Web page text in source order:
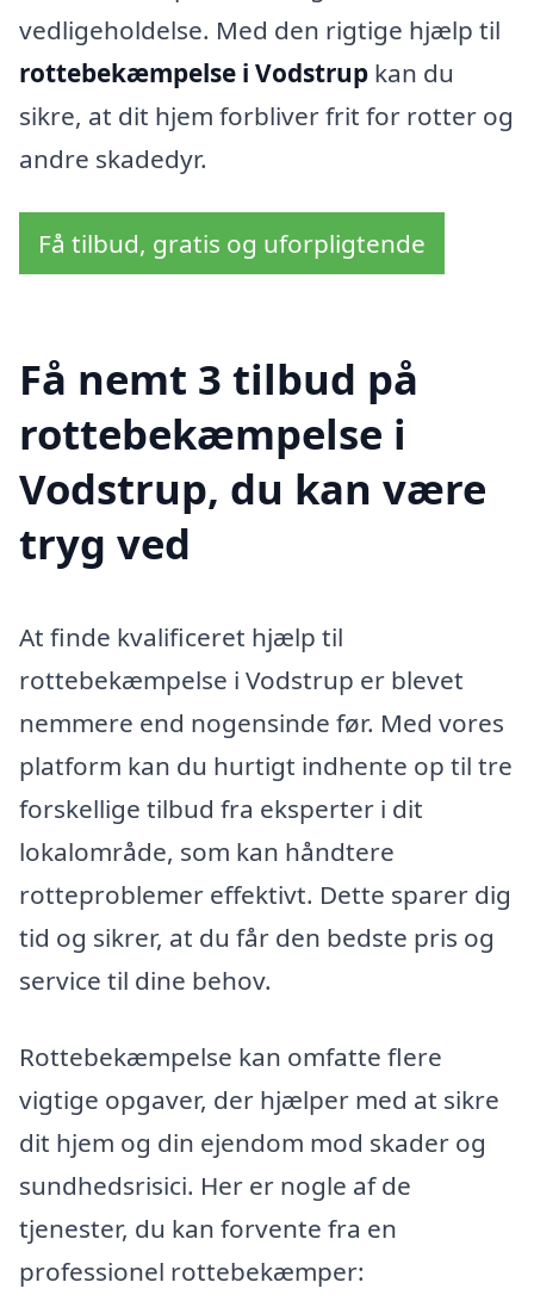
vedligeholdelse. Med den rigtige hjælp til
rottebekæmpelse i Vodstrup kan du
sikre, at dit hjem forbliver frit for rotter og
andre skadedyr.
Få tilbud, gratis og uforpligtende
Få nemt 3 tilbud på
rottebekæmpelse i
Vodstrup, du kan være
tryg ved
At finde kvalificeret hjælp til
rottebekæmpelse i Vodstrup er blevet
nemmere end nogensinde før. Med vores
platform kan du hurtigt indhente op til tre
forskellige tilbud fra eksperter i dit
lokalområde, som kan håndtere
rotteproblemer effektivt. Dette sparer dig
tid og sikrer, at du får den bedste pris og
service til dine behov.
Rottebekæmpelse kan omfatte flere
vigtige opgaver, der hjælper med at sikre
dit hjem og din ejendom mod skader og
sundhedsrisici. Her er nogle af de
tjenester, du kan forvente fra en
professionel rottebekæmper: